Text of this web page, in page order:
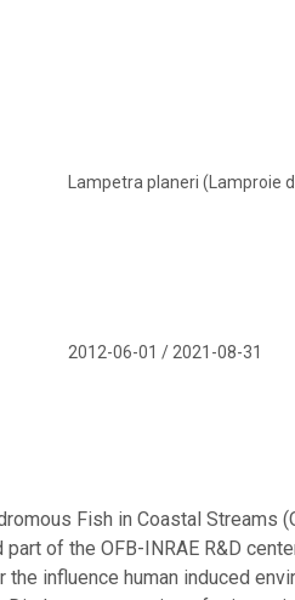
Lampetra planeri (Lamproie
2012-06-01 / 2021-08-31
Fish in Coastal Streams
part of the OFB-INRAE R&D
influence human induced